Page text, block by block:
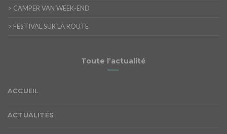
> CAMPER VAN WEEK-END
> FESTIVAL SUR LA ROUTE
Toute l’actualité
ACCUEIL
ACTUALITÉS